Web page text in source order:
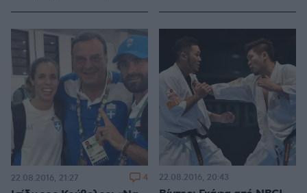
τους διωγμούς που
έστρεψε τα φώτα του
πλανήτη πάνω του
22.08.2016, 21:27 4 22.08.2016, 20:43